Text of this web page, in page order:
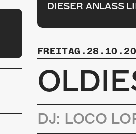
DIESER ANLASS
DJ: LOCO